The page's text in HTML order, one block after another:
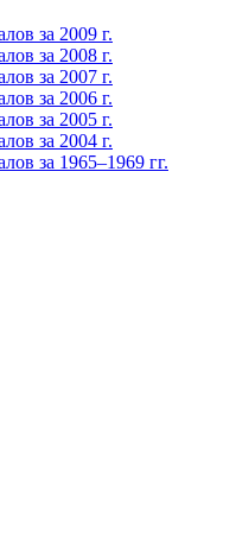
за 2009 г.
за 2008 г.
за 2007 г.
за 2006 г.
за 2005 г.
за 2004 г.
за 1965–1969 гг.